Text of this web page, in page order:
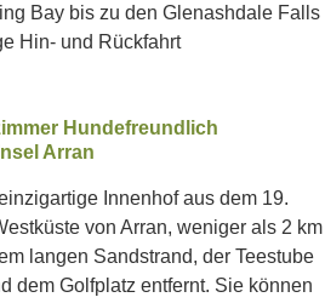
Bay bis zu den Glenashdale Falls
Hin- und Rückfahrt
Hundefreundlich
Arran
Innenhof aus dem 19.
von Arran, weniger als 2 km
langen Sandstrand, der Teestube
dem Golfplatz entfernt. Sie können